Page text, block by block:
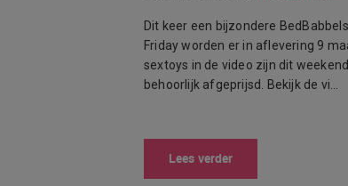
Dit keer een bijzondere
Friday worden er in aflevering 9
sextoys in de video zijn dit
behoorlijk afgeprijsd. Bekijk de vi…
Lees verder